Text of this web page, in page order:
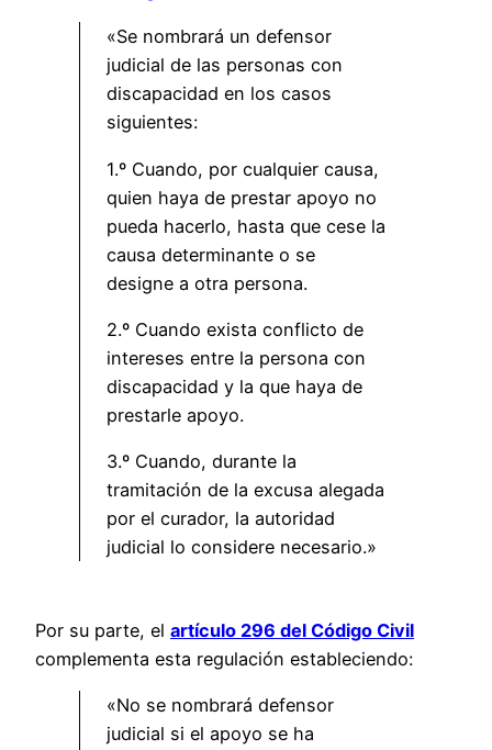
«Se nombrará un defensor
judicial de las personas con
discapacidad en los casos
siguientes:
1.º Cuando, por cualquier causa,
quien haya de prestar apoyo no
pueda hacerlo, hasta que cese la
causa determinante o se
designe a otra persona.
2.º Cuando exista conflicto de
intereses entre la persona con
discapacidad y la que haya de
prestarle apoyo.
3.º Cuando, durante la
tramitación de la excusa alegada
por el curador, la autoridad
judicial lo considere necesario.»
Por su parte, el artículo 296 del Código Civil
complementa esta regulación estableciendo:
«No se nombrará defensor
judicial si el apoyo se ha